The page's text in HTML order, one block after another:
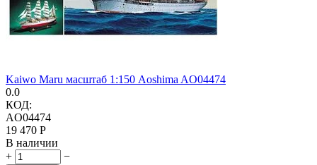
Kaiwo Maru масштаб 1:150 Aoshima AO04474
0.0
КОД:
AO04474
19 470 Р
В наличии
+
−